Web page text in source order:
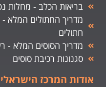
בריאות הכלב - מחלות
מדריך החתולים המלא -
חתולים
מדריך הסוסים המלא -
סגנונות רכיבת סוסים
אודות המרכז